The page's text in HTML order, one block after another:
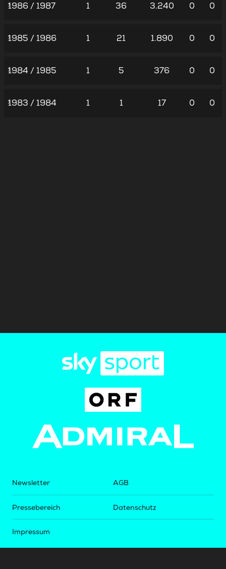
1986 / 1987 1 36 3.240 0 0
1985 / 1986 1 21 1.890 0 0
1984 / 1985 1 5 376 0 0
1983 / 1984 1 1 17 0 0
Newsletter
Pressebereich
Impressum
AGB
Datenschutz